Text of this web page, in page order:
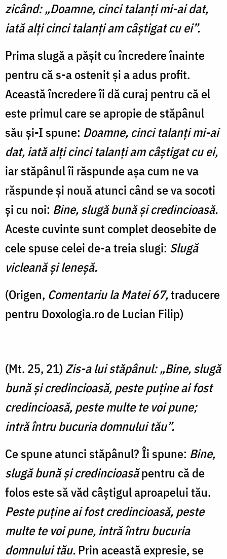
zicând: „Doamne, cinci talanţi mi-ai dat,
iată alţi cinci talanţi am câştigat cu ei”.
Prima slugă a pășit cu încredere înainte
pentru că s-a ostenit și a adus profit.
Această încredere îi dă curaj pentru că el
este primul care se apropie de stăpânul
său și-I spune: Doamne, cinci talanţi mi-ai
dat, iată alţi cinci talanţi am câştigat cu ei,
iar stăpânul îi răspunde așa cum ne va
răspunde și nouă atunci când se va socoti
și cu noi: Bine, slugă bună şi credincioasă.
Aceste cuvinte sunt complet deosebite de
cele spuse celei de-a treia slugi: Slugă
vicleană şi leneşă.
(Origen, Comentariu la Matei 67,traducere
pentru Doxologia.ro de Lucian Filip)
(Mt. 25, 21) Zis-a lui stăpânul: „Bine, slugă
bună şi credincioasă, peste puţine ai fost
credincioasă, peste multe te voi pune;
intră întru bucuria domnului tău”.
Ce spune atunci stăpânul? Îi spune: Bine,
slugă bună şi credincioasăpentru că de
folos este să văd câștigul aproapelui tău.
Peste puţine ai fost credincioasă, peste
multe te voi pune, intră întru bucuria
domnului tău.Prin această expresie, se